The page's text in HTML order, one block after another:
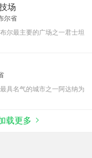
场
尔省
尔最主要的广场之一君士坦
具名气的城市之一阿达纳为
载更多